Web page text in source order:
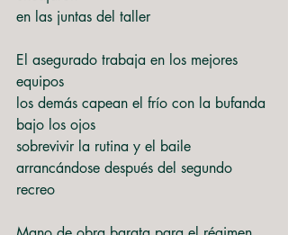
en las juntas del taller
El asegurado trabaja en los mejores
equipos
los demás capean el frío con la bufanda
bajo los ojos
sobrevivir la rutina y el baile
arrancándose después del segundo
recreo